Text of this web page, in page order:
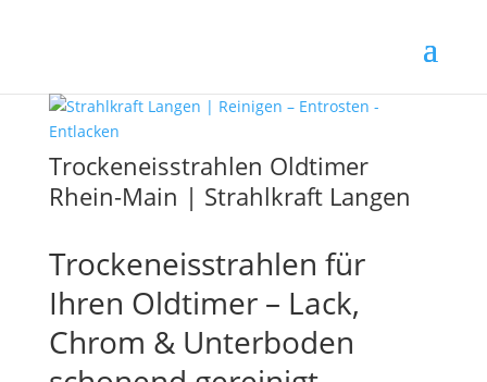
Trockeneisstrahlen Oldtimer
Rhein-Main | Strahlkraft Langen
Trockeneisstrahlen für
Ihren Oldtimer – Lack,
Chrom & Unterboden